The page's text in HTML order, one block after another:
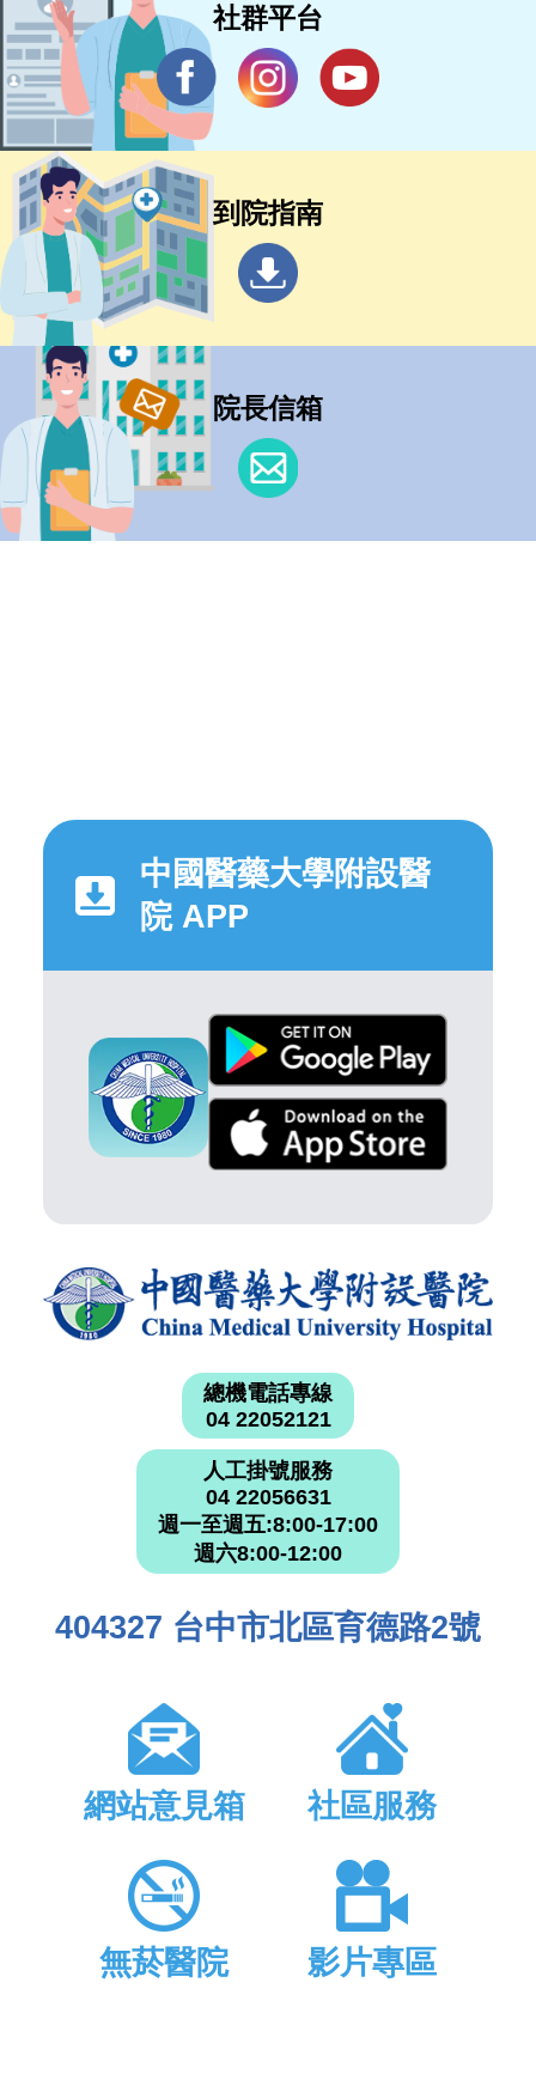
社群平台
到院指南
院長信箱
中國醫藥大學附設醫
院 APP
總機電話專線
04 22052121
人工掛號服務
04 22056631
週一至週五:8:00-17:00
週六8:00-12:00
404327 台中市北區育德路2號
網站意見箱 社區服務
無菸醫院 影片專區